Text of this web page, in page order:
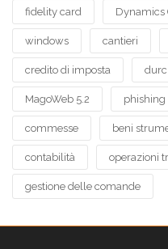
fidelity card Dynamics
windows cantieri
credito di imposta durc
MagoWeb 5.2 phishing
commesse beni
contabilità operazioni
gestione delle comande